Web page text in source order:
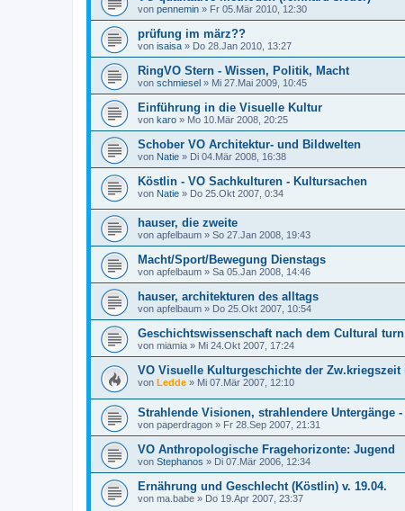
von pennemin » Fr 05.Mär 2010, 12:30
prüfung im märz??
von isaisa » Do 28.Jan 2010, 13:27
RingVO Stern - Wissen, Politik, Macht
von schmiesel » Mi 27.Mai 2009, 10:45
Einführung in die Visuelle Kultur
von karo » Mo 10.Mär 2008, 20:25
Schober VO Architektur- und Bildwelten
von Natie » Di 04.Mär 2008, 16:38
Köstlin - VO Sachkulturen - Kultursachen
von Natie » Do 25.Okt 2007, 0:34
hauser, die zweite
von apfelbaum » So 27.Jan 2008, 19:43
Macht/Sport/Bewegung Dienstags
von apfelbaum » Sa 05.Jan 2008, 14:46
hauser, architekturen des alltags
von apfelbaum » Do 25.Okt 2007, 10:54
Geschichtswissenschaft nach dem Cultural turn
von miamia » Mi 24.Okt 2007, 17:24
VO Visuelle Kulturgeschichte der Zw.kriegszeit
von Ledde » Mi 07.Mär 2007, 12:10
Strahlende Visionen, strahlendere Untergänge
von paperdragon » Fr 28.Sep 2007, 21:31
VO Anthropologische Fragehorizonte: Jugend
von Stephanos » Di 07.Mär 2006, 12:34
Ernährung und Geschlecht (Köstlin) v. 19.04.
von ma.babe » Do 19.Apr 2007, 23:37